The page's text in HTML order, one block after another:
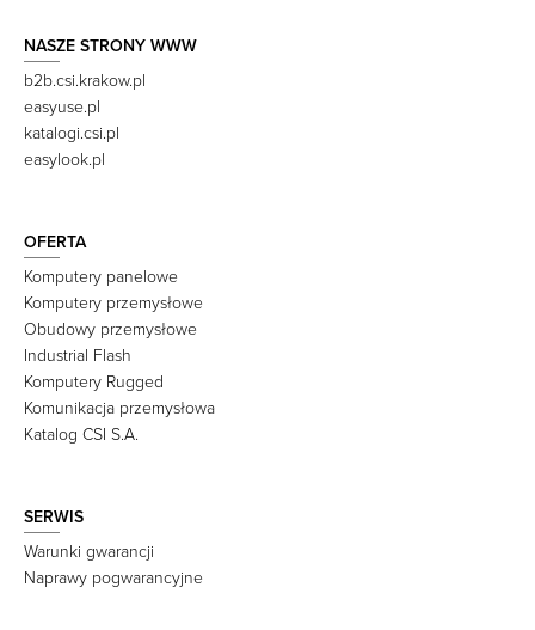
NASZE STRONY WWW
b2b.csi.krakow.pl
easyuse.pl
katalogi.csi.pl
easylook.pl
OFERTA
Komputery panelowe
Komputery przemysłowe
Obudowy przemysłowe
Industrial Flash
Komputery Rugged
Komunikacja przemysłowa
Katalog CSI S.A.
SERWIS
Warunki gwarancji
Naprawy pogwarancyjne